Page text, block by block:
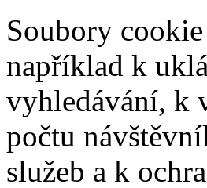
Soubory
například k
vyhledávání, k
počtu
služeb a k